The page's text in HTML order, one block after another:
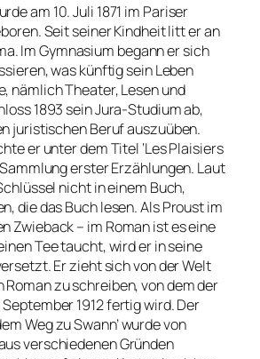
am 10. Juli 1871 im Pariser
Seit seiner Kindheit litt er an
Im Gymnasium begann er sich
was künftig sein Leben
nämlich Theater, Lesen und
1893 sein Jura-Studium ab,
juristischen Beruf auszuüben.
er unter dem Titel ‘Les Plaisiers
erster Erzählungen. Laut
nicht in einem Buch,
die das Buch lesen. Als Proust im
Zwieback – im Roman ist es eine
Tee taucht, wird er in seine
Er zieht sich von der Welt
Roman zu schreiben, von dem der
1912 fertig wird. Der
Weg zu Swann’ wurde von
verschiedenen Gründen